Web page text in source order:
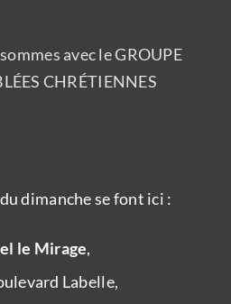
avec le GROUPE
CHRÉTIENNES
dimanche se font ici :
le Mirage,
Labelle,